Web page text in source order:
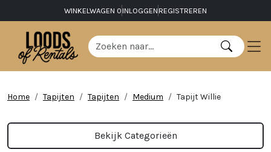
WINKELWAGEN 0 INLOGGEN REGISTREREN
Home Tapijten Tapijten Medium Tapijt Willie
Bekijk Categorieën